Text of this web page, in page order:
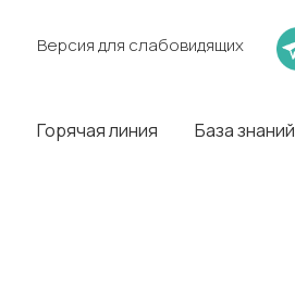
Версия для слабовидящих
Горячая линия База знаний